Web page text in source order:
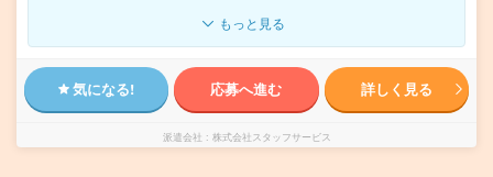
もっと見る
気になる! 応募へ進む 詳しく見る
派遣会社 株式会社スタッフサービス